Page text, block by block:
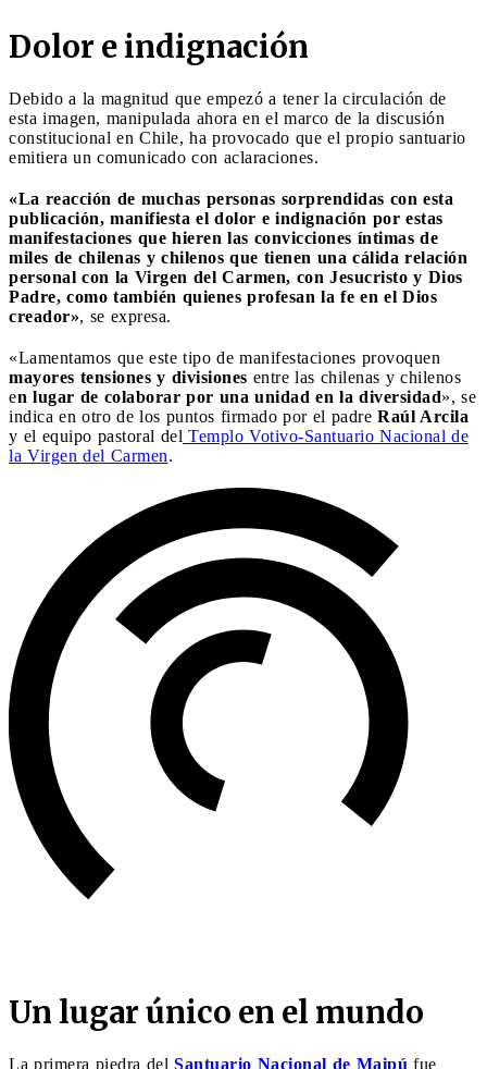
Dolor e indignación
Debido a la magnitud que empezó a tener la circulación de
esta imagen, manipulada ahora en el marco de la discusión
constitucional en Chile, ha provocado que el propio santuario
emitiera un comunicado con aclaraciones.
«La reacción de muchas personas sorprendidas con esta
publicación, manifiesta el dolor e indignación por estas
manifestaciones que hieren las convicciones íntimas de
miles de chilenas y chilenos que tienen una cálida relación
personal con la Virgen del Carmen, con Jesucristo y Dios
Padre, como también quienes profesan la fe en el Dios
creador», se expresa.
«Lamentamos que este tipo de manifestaciones provoquen
mayores tensiones y divisiones entre las chilenas y chilenos
en lugar de colaborar por una unidad en la diversidad», se
indica en otro de los puntos firmado por el padre Raúl Arcila
y el equipo pastoral del Templo Votivo-Santuario Nacional de
la Virgen del Carmen.
Un lugar único en el mundo
La primera piedra del Santuario Nacional de Maipú fue